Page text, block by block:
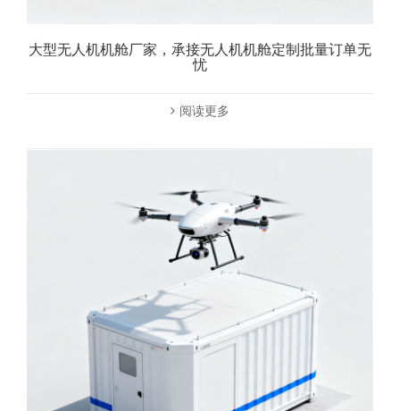
大型无人机机舱厂家，承接无人机机舱定制批量订单无
忧
阅读更多